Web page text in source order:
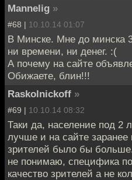
Mannelig »
#68 | 10.10.14 01:07
В Минске. Мне до минска
ни времени, ни денег. :(
А почему на сайте
Обижаете, блин!!!
Raskolnickoff »
#69 | 10.10.14 08:32
Таки да, население под 2
лучше и на сайте заранее
зрителей было бы
не понимаю, специфика
качество зрителей а не